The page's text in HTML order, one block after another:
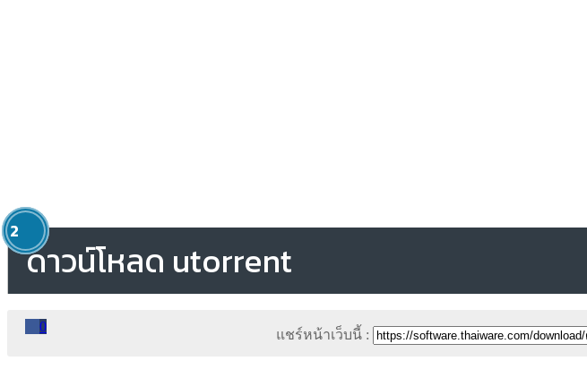
ดาวน์โหลด utorrent
0
แชร์หน้าเว็บนี้ :
1
2